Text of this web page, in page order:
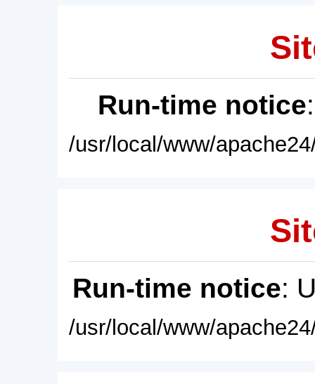
Run-time notice
/usr/local/www/
Run-time notice:
/usr/local/www/